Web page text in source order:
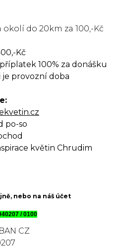
do 20km za 100,-Kč
Kč
100% za donášku
provozní doba
po-so
květin Chrudim
nebo na náš účet
/ 0100
CZ